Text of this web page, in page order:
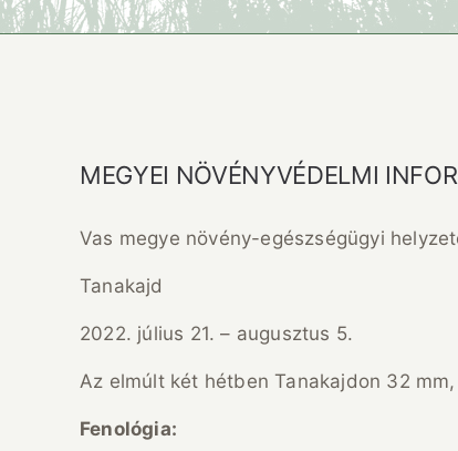
MEGYEI NÖVÉNYVÉDELMI
Vas megye növény-egészségügyi
Tanakajd
2022. július 21. – augusztus 5.
Az elmúlt két hétben Tanakajdon 32
Fenológia: